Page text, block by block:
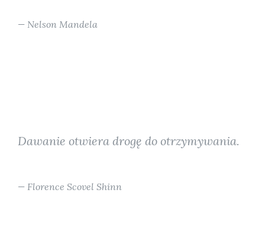
Nelson Mandela
Dawanie otwiera drogę do otrzymywania.
Florence Scovel Shinn